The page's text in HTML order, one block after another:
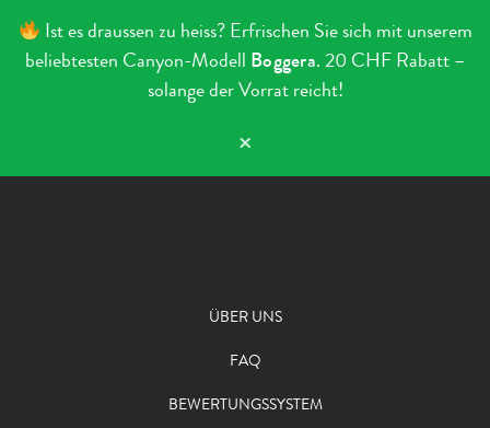
Ist es draussen zu heiss? Erfrischen Sie sich mit unserem
beliebtesten Canyon-Modell Boggera. 20 CHF Rabatt –
solange der Vorrat reicht!
×
ÜBER UNS
FAQ
BEWERTUNGSSYSTEM